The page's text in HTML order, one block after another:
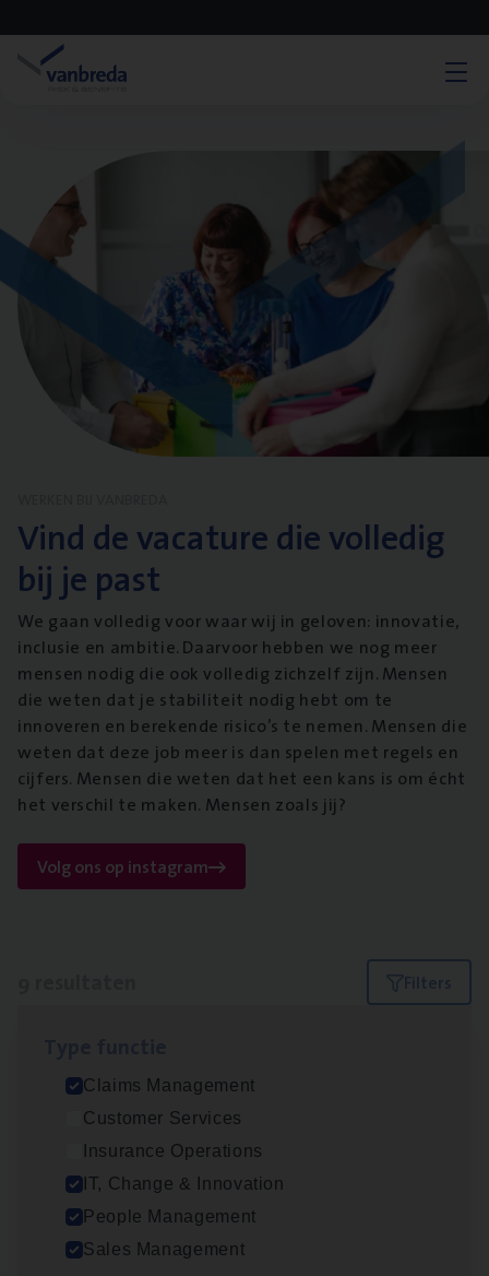
Vind de vacature die volledig
bij je past
We gaan volledig voor waar wij in geloven: innovatie,
inclusie en ambitie. Daarvoor hebben we nog meer
mensen nodig die ook volledig zichzelf zijn. Mensen
die weten dat je stabiliteit nodig hebt om te
innoveren en berekende risico’s te nemen. Mensen die
weten dat deze job meer is dan spelen met regels en
cijfers. Mensen die weten dat het een kans is om écht
het verschil te maken. Mensen zoals jij?
Volg ons op instagram
Filters
Claims Management
Customer Services
Insurance Operations
IT, Change & Innovation
People Management
Sales Management
Busi­ness Analyst
IT, Change & Innovation
Antwerpen
Insu­ran­ce Bro­ker Trans­port